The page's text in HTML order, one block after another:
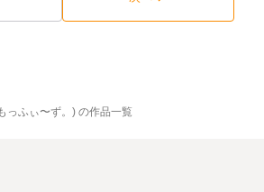
っふぃ〜ず。) の作品一覧